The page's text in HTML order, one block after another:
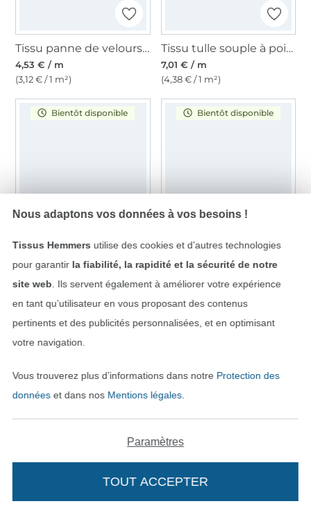
Tissu panne de velours, bleu pétrole
4,53 € / m
(3,12 € / 1 m²)
Tissu tulle souple à pois Dots, bordeaux
7,01 € / m
(4,38 € / 1 m²)
PANNEAU
Bientôt disponible
Tissu jersey coton panneau lave de volcan Lavaland Malomi, 150 x 75 cm
14,07 € / unité
Bientôt disponible
12,05 € / m
Tissu lamé jersey stretch effet vinyle, rouge
9,03 € / m
Nous adaptons vos données à vos besoins !
Tissus Hemmers utilise des cookies et d’autres technologies
pour garantir la fiabilité, la rapidité et la sécurité de notre
site web . Ils servent également à améliorer votre expérience
en tant qu’utilisateur en vous proposant des contenus
pertinents et des publicités personnalisées, et en optimisant
votre navigation.
Vous trouverez plus d’informations dans notre Protection des
donnéeset dans nos Mentions légales.
Paramètres
TOUT ACCEPTER